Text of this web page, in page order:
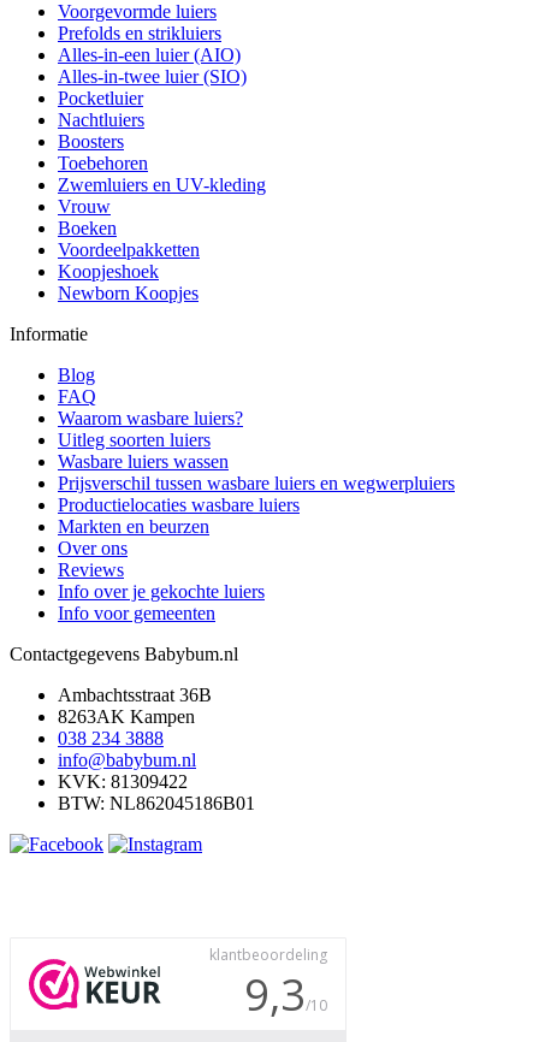
Voorgevormde luiers
Prefolds en strikluiers
Alles-in-een luier (AIO)
Alles-in-twee luier (SIO)
Pocketluier
Nachtluiers
Boosters
Toebehoren
Zwemluiers en UV-kleding
Vrouw
Boeken
Voordeelpakketten
Koopjeshoek
Newborn Koopjes
Informatie
Blog
FAQ
Waarom wasbare luiers?
Uitleg soorten luiers
Wasbare luiers wassen
Prijsverschil tussen wasbare luiers en wegwerpluiers
Productielocaties wasbare luiers
Markten en beurzen
Over ons
Reviews
Info over je gekochte luiers
Info voor gemeenten
Contactgegevens Babybum.nl
Ambachtsstraat 36B
8263AK Kampen
038 234 3888
info@babybum.nl
KVK: 81309422
BTW: NL862045186B01